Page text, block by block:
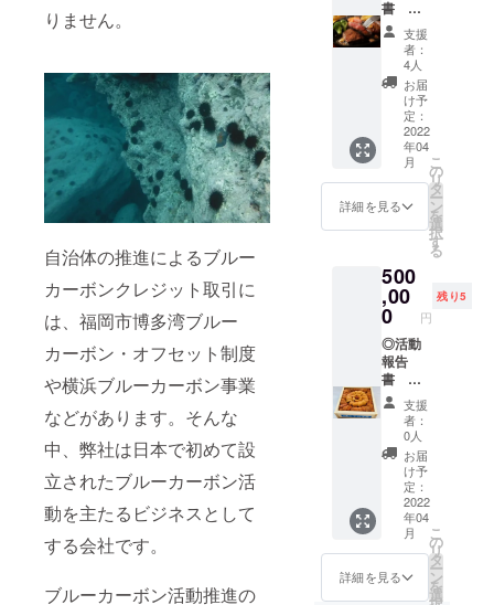
りません。
自治体の推進によるブルー
カーボンクレジット取引に
は、福岡市博多湾ブルー
カーボン・オフセット制度
や横浜ブルーカーボン事業
などがあります。そんな
中、弊社は日本で初めて設
立されたブルーカーボン活
動を主たるビジネスとして
する会社です。
ブルーカーボン活動推進の
ング・営業
指導を通じ
て、全国を
巡回して、
「地方の零
細・中小企
業がいかに
疲弊化し、
地方に元気
と」に気づ
き、何か自
分にできる
ことはない
かと考えて
いた時に、
「北海道
フード塾」
「秋田絶品
塾」の講師
依頼があり
「地方を元
気にする活
動」に取り
してく
ださ
い。 ◎
北海道
産 熟
成牛肉
ヒレ
（100ｇ
×２）
名称：
熟成牛
ヒレ肉
存方
法：－
18℃以
下 ※解
凍から
２日以
内にお
召し上
がりく
ださ
い。 ※
写真は
イメー
ジで
す。 ※
料金に
は送料
（クー
（北海
道
産）、
梅巣、
米酢、
ごま、
みり
ん、
（一部
に大
豆、小
麦含
射日
光、高
温多湿
を避け
て保存
してく
ださ
い。 ◎
北海道
産 熟
成牛肉
サーロ
イン
（230ｇ
×１）
名称：
北海道
熟成牛
３） 名
称：ふ
りかけ
原材料
名：か
つおか
れぶし
削りぶ
し（枕
崎製
造）昆
布（北
海道
産）、
実、醤
油、小
麦、食
塩、甜
菜糖
（北海
道
産）、
梅巣、
米酢、
ごま、
みり
ん、
（一部
に大
豆、小
麦含
む） 保
存方
書
※2023
年3月末
発行予
定 （10
Ｐ程
度、
PDF
データ
をメー
ルにて
お送り
しま
す） ◎
と高級
とろろ
昆布の
贅沢ふ
りかけ
（50ｇ×
２） 名
称：ふ
りかけ
原材料
名：か
つおか
れぶし
削りぶ
し（枕
崎製
造）昆
布（北
海道
支援
者：
4人
お届
け予
定：
2022
年04
月
詳細を見る
こ
の
リ
タ
ー
ン
を
選
択
す
る
500
,00
0 円
残り5
◎活動
報告
書
※2023
年3月末
発行予
定 （10
Ｐ程
度、
PDF
データ
をメー
ルにて
お送り
しま
支援
者：
0人
お届
け予
定：
2022
年04
月
詳細を見る
こ
の
リ
タ
ー
ン
を
選